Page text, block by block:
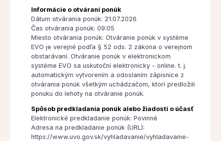
Informácie o otváraní ponúk
Dátum otvárania ponúk: 21.07.2026
Čas otvárania ponúk: 09:05
Miesto otvárania ponúk: Otváranie ponúk v systéme
EVO je verejné podľa § 52 ods. 2 zákona o verejnom
obstarávaní. Otváranie ponúk v elektronickom
systéme EVO sa uskutoční elektronicky - online. t. j.
automatickým vytvorením a odoslaním zápisnice z
otvárania ponúk všetkým uchádzačom, ktorí predložili
ponuku do lehoty na otváranie ponúk.
Spôsob predkladania ponúk alebo žiadostí o účasť
Elektronické predkladanie ponúk: Povinné
Adresa na predkladanie ponúk (URL):
https://www.uvo.gov.sk/vyhladavanie/vyhladavanie-